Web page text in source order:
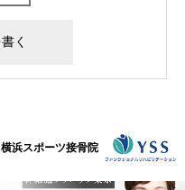
横浜スポーツ接骨院